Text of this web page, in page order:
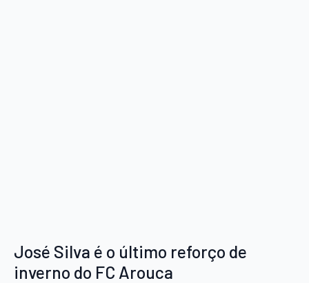
José Silva é o último reforço de
inverno do FC Arouca